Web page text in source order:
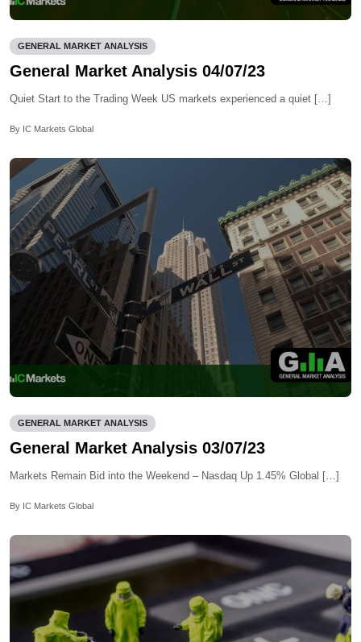
GENERAL MARKET ANALYSIS
General Market Analysis 04/07/23
Quiet Start to the Trading Week US markets experienced a quiet […]
By IC Markets Global
GENERAL MARKET ANALYSIS
General Market Analysis 03/07/23
Markets Remain Bid into the Weekend – Nasdaq Up 1.45% Global […]
By IC Markets Global